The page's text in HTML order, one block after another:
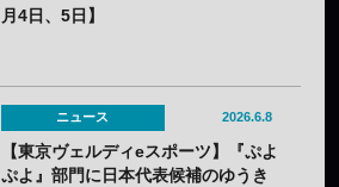
月4日、5日】
ニュース 2026.6.8
【東京ヴェルディeスポーツ】『ぷよ
ぷよ』部門に日本代表候補のゆうき